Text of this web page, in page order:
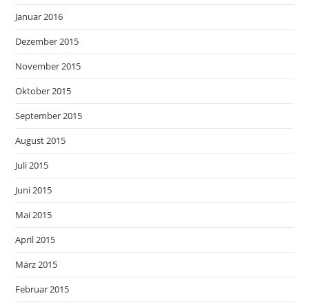
Januar 2016
Dezember 2015
November 2015
Oktober 2015
September 2015
August 2015
Juli 2015
Juni 2015
Mai 2015
April 2015
März 2015
Februar 2015